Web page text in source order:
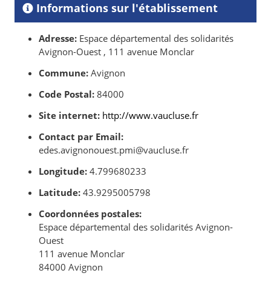
Informations sur l'établissement
Adresse: Espace départemental des solidarités
Avignon-Ouest , 111 avenue Monclar
Commune: Avignon
Code Postal: 84000
Site internet: http://www.vaucluse.fr
Contact par Email:
edes.avignonouest.pmi@vaucluse.fr
Longitude: 4.799680233
Latitude: 43.9295005798
Coordonnées postales:
Espace départemental des solidarités Avignon-
Ouest
111 avenue Monclar
84000 Avignon